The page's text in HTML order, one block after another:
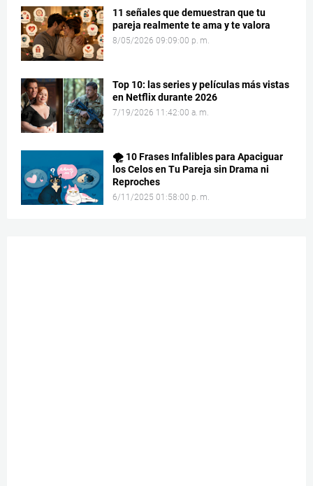
11 señales que demuestran que tu
pareja realmente te ama y te valora
8/05/2026 09:09:00 p. m.
Top 10: las series y películas más vistas
en Netflix durante 2026
7/19/2026 11:42:00 a. m.
🌪️ 10 Frases Infalibles para Apaciguar
los Celos en Tu Pareja sin Drama ni
Reproches
6/11/2025 01:58:00 p. m.